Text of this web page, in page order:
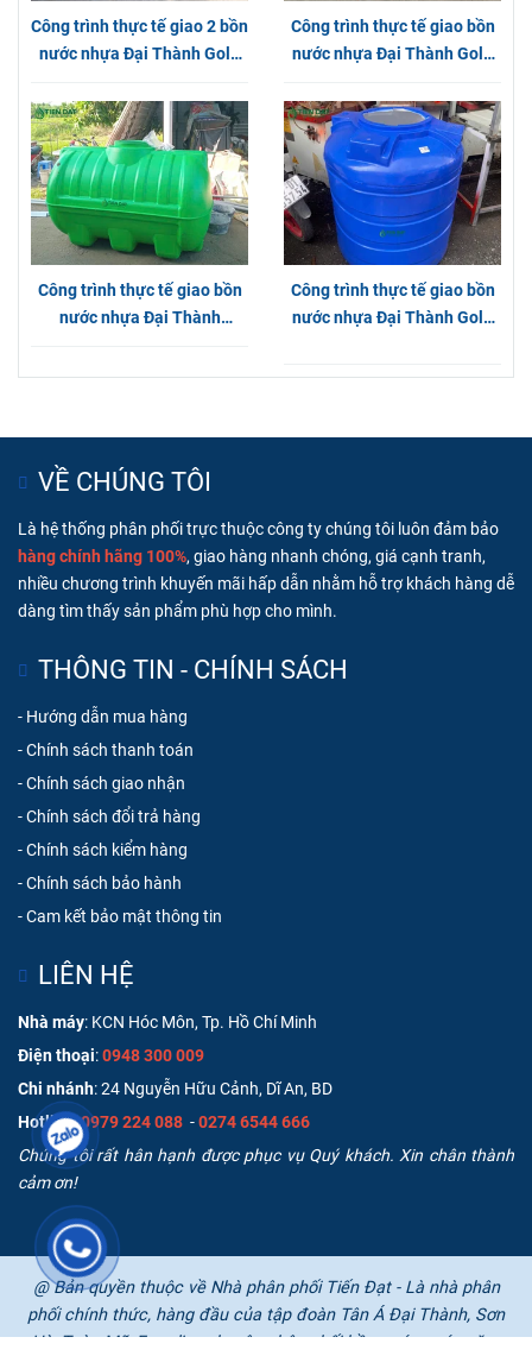
Công trình thực tế giao 2 bồn
nước nhựa Đại Thành Gold
Công trình thực tế giao bồn
nước nhựa Đại Thành Gold
Công trình thực tế giao bồn
nước nhựa Đại Thành
Công trình thực tế giao bồn
nước nhựa Đại Thành Gold
Thạnh Lộc
VỀ CHÚNG TÔI
Là hệ thống phân phối trực thuộc công ty chúng tôi luôn đảm bảo
hàng chính hãng 100%, giao hàng nhanh chóng, giá cạnh tranh,
nhiều chương trình khuyến mãi hấp dẫn nhằm hỗ trợ khách hàng dễ
dàng tìm thấy sản phẩm phù hợp cho mình.
THÔNG TIN - CHÍNH SÁCH
- Hướng dẫn mua hàng
-Chính sách thanh toán
-Chính sách giao nhận
-Chính sách đổi trả hàng
-Chính sách kiểm hàng
-Chính sách bảo hành
-Cam kết bảo mật thông tin
LIÊN HỆ
Nhà máy: KCN Hóc Môn, Tp. Hồ Chí Minh
Điện thoại:0948 300 009
Chi nhánh: 24 Nguyễn Hữu Cảnh, Dĩ An, BD
Hotline:0979 224 088 -0274 6544 666
Chúng tôi rất hân hạnh được phục vụ Quý khách. Xin chân thành
cảm ơn!
@ Bản quyền thuộc về Nhà phân phối Tiến Đạt - Là nhà phân
phối chính thức, hàng đầu của tập đoàn Tân Á Đại Thành, Sơn
Hà, Toàn Mỹ, Ferroli,... chuyên phân phối bồn nước, máy năng